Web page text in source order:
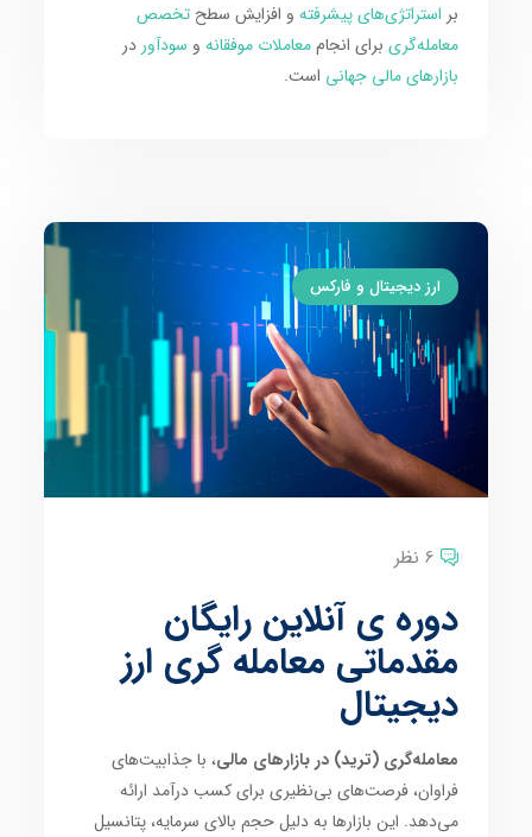
بر استراتژی‌های پیشرفته و افزایش سطحتخصص
معامله‌گری برای انجاممعاملات موفقانه و سودآور در
بازارهای مالی جهانی است.
ارز دیجیتال و فارکس
6 نظر
دوره ی آنلاین رایگان
مقدماتی معامله گری ارز
دیجیتال
معامله‌گری (ترید) در بازارهای مالی، با جذابیت‌های
فراوان، فرصت‌های بی‌نظیری برای کسب درآمد ارائه
می‌دهد. این بازارها به دلیل حجم بالای سرمایه، پتانسیل